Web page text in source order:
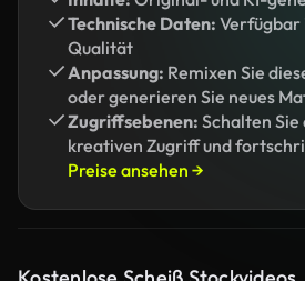
Technische Daten: Verfügbar
Qualität
Anpassung: Remixen Sie
oder generieren Sie neues
Zugriffsebenen: Schalten Sie
kreativen Zugriff und
Preise ansehen →